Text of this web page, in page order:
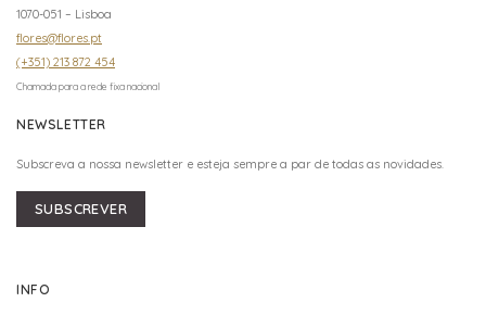
1070-051 – Lisboa
flores@flores.pt
(+351) 213 872 454
Chamada para a rede fixa nacional
NEWSLETTER
Subscreva a nossa newsletter e esteja sempre a par de todas as novidades.
SUBSCREVER
INFO